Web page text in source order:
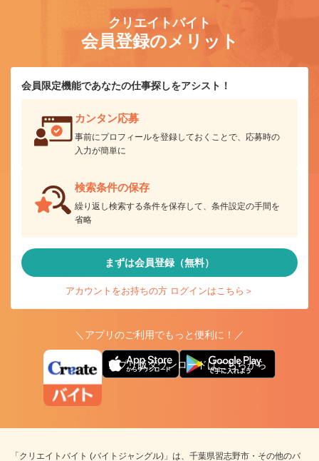
クリエイトバイト
会員登録のメリット
会員限定機能であなたの仕事探しをアシスト！
カンタン応募
事前にプロフィールを登録しておくことで、応募時の
入力が簡単に
検索条件の保存
繰り返し検索する条件を保存して、条件設定の手間を
省略
まずは会員登録（無料）
アカウントをお持ちの方 ログインはこちら＞
＼アプリのご利用でもっと便利に！／
アプリ版ダウンロードはこちらから
「クリエイトバイト (バイトジャングル)」は、千葉県習志野市・その他のバ